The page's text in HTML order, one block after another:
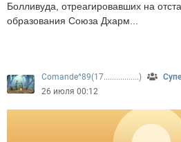
Болливуда, отреагировавших на
образования Союза Дхарм...
Comande^89(17.................)
26 июля 00:12